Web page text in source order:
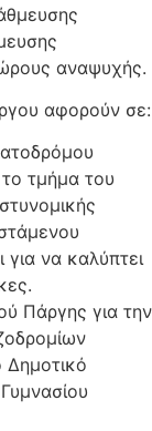
αναψυχής.
αφορούν σε:
τμήμα του
για να καλύπτει
Πάργης για την